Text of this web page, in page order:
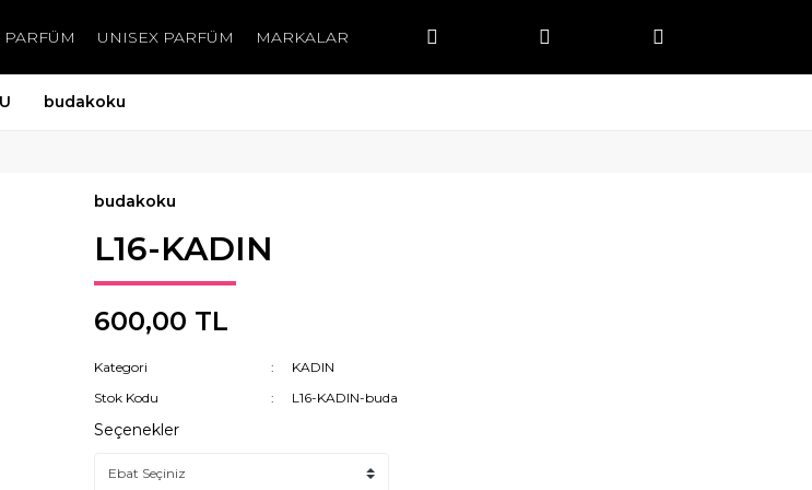
UNISEX PARFÜM MARKALAR
budakoku
budakoku
L16-KADIN
600,00 TL
Kategori
KADIN
Stok Kodu
L16-KADIN-buda
Seçenekler